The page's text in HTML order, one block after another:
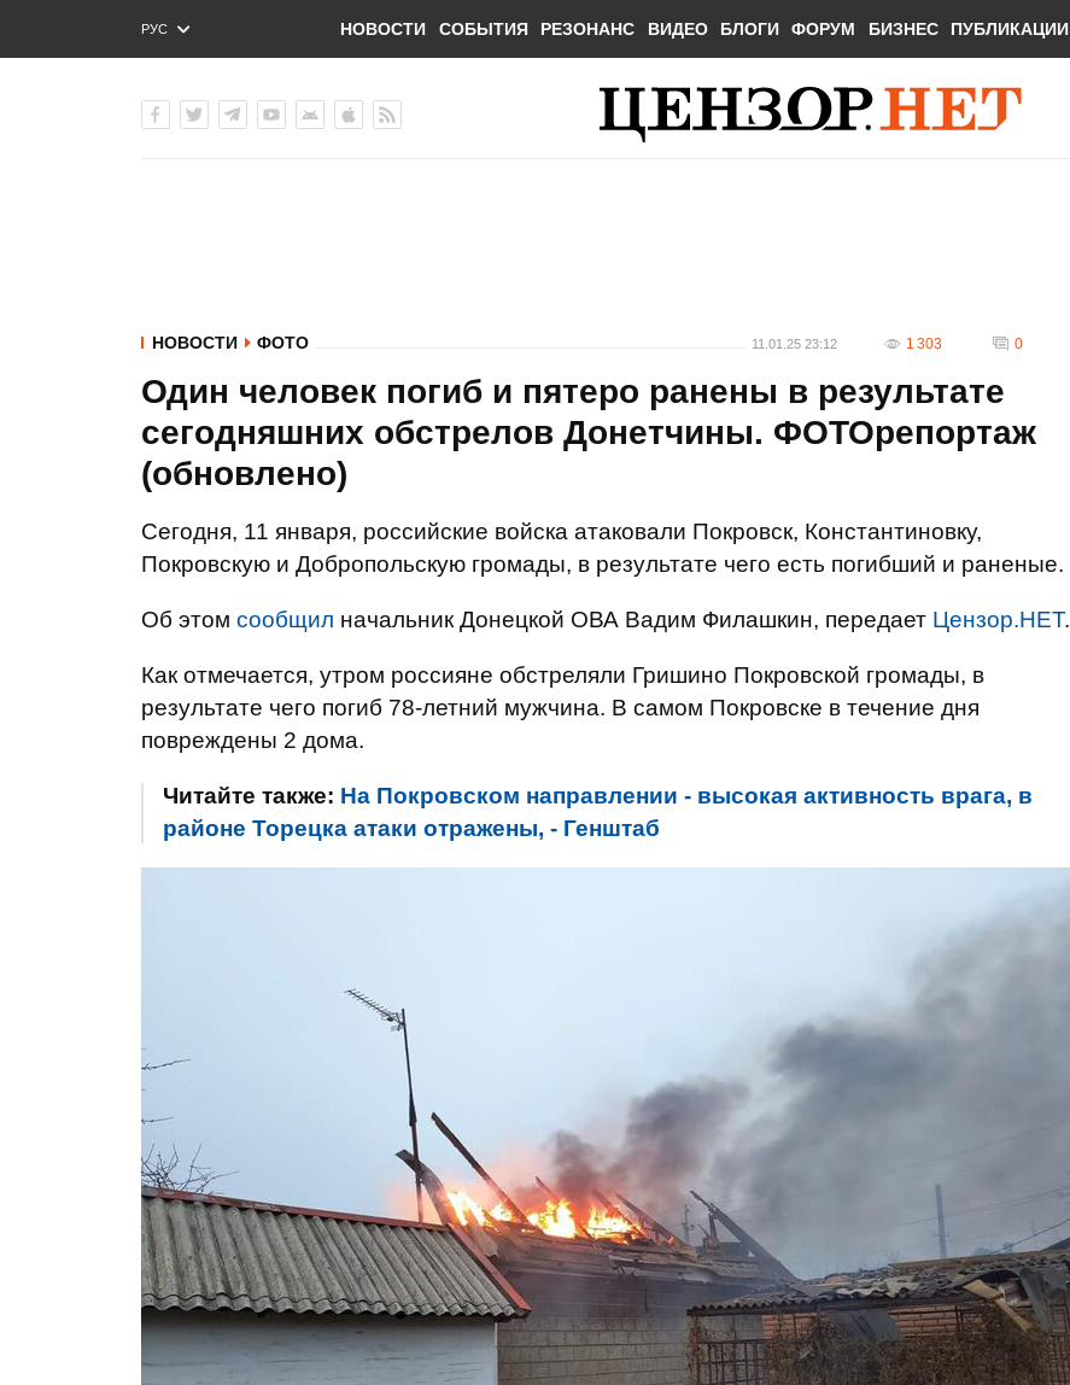
РУС
ENG
НОВОСТИ СОБЫТИЯ РЕЗОНАНС ВИДЕО БЛОГИ ФОРУМ БИЗНЕС ПУБЛИКАЦИИ
НОВОСТИ ФОТО 11.01.25 23:12 1 303 0
Один человек погиб и пятеро ранены в результате
сегодняшних обстрелов Донетчины. ФОТОрепортаж
(обновлено)
Сегодня, 11 января, российские войска атаковали Покровск, Константиновку,
Покровскую и Добропольскую громады, в результате чего есть погибший и раненые.
Об этом сообщил начальник Донецкой ОВА Вадим Филашкин, передает Цензор.НЕТ.
Как отмечается, утром россияне обстреляли Гришино Покровской громады, в
результате чего погиб 78-летний мужчина. В самом Покровске в течение дня
повреждены 2 дома.
Читайте также: На Покровском направлении - высокая активность врага, в
районе Торецка атаки отражены, - Генштаб